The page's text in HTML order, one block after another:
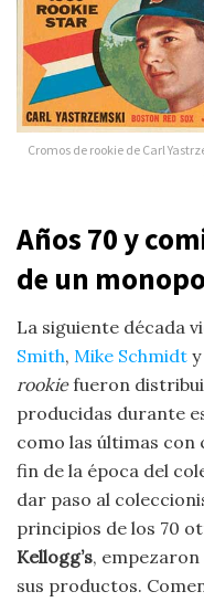
Cromos de rookie de Carl
Años 70 y
de un
La siguiente década
Smith, Mike Schmidt y
rookiefueron
producidas durante
como las últimas con
fin de la época del
dar paso al
principios de los 70
Kellogg’s,
sus productos.